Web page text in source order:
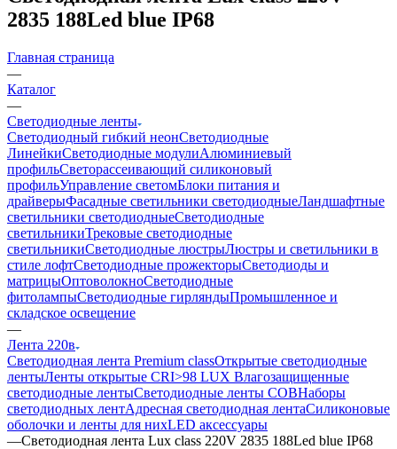
2835 188Led blue IP68
Главная страница
—
Каталог
—
Светодиодные ленты
Светодиодный гибкий неонСветодиодные
ЛинейкиСветодиодные модулиАлюминиевый
профильСветорассеивающий силиконовый
профильУправление светомБлоки питания и
драйверыФасадные светильники светодиодныеЛандшафтные
светильники светодиодныеСветодиодные
светильникиТрековые светодиодные
светильникиСветодиодные люстрыЛюстры и светильники в
стиле лофтСветодиодные прожекторыСветодиоды и
матрицыОптоволокноСветодиодные
фитолампыСветодиодные гирляндыПромышленное и
складское освещение
—
Лента 220в
Светодиодная лента Premium classОткрытые светодиодные
лентыЛенты открытые CRI>98 LUX Влагозащищенные
светодиодные лентыСветодиодные ленты COBНаборы
светодиодных лентАдресная светодиодная лентаСиликоновые
оболочки и ленты для нихLED аксессуары
—Светодиодная лента Lux class 220V 2835 188Led blue IP68